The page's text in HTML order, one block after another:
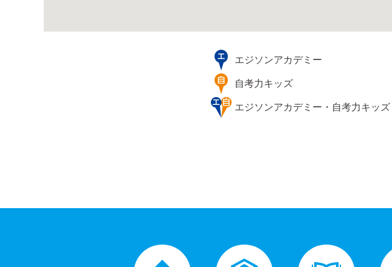
エジソンアカデミー
自考力キッズ
エジソンアカデミー・自考力キッズ